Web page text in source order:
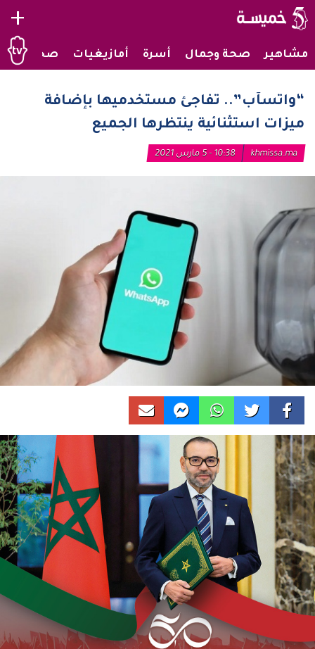
+
مشاهير صحة وجمال أسرة أمازيغيات صحراويات
“واتسآب”.. تفاجئ مستخدميها بإضافة
ميزات استثنائية ينتظرها الجميع
khmissa.ma 10:38 - 5 مارس 2021